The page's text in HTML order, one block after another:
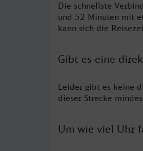
Die schnellste
und 52 Minuten mit
kann sich die
Gibt es eine
Leider gibt es keine
dieser Strecke
Um wie viel Uhr